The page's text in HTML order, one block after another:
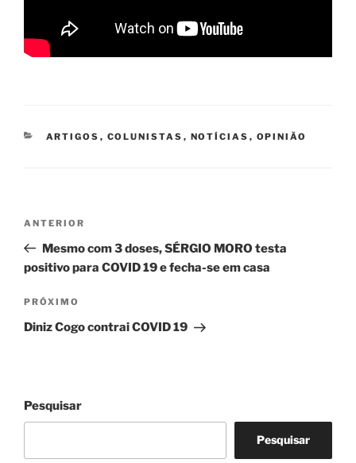
CATEGORIAS
ARTIGOS , COLUNISTAS , NOTÍCIAS , OPINIÃO
Post
Post
anterior
ANTERIOR
Mesmo com 3 doses, SÉRGIO MORO testa
positivo para COVID 19 e fecha-se em casa
Próximo
post
PRÓXIMO
Diniz Cogo contrai COVID 19
Pesquisar
Pesquisar